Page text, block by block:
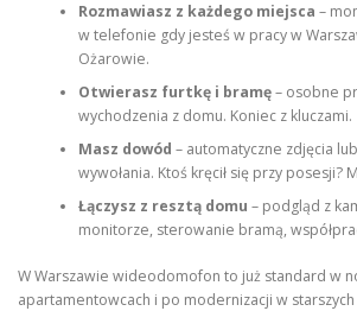
Rozmawiasz z każdego miejsca –
w telefonie gdy jesteś w pracy w
Ożarowie.
Otwierasz furtkę i bramę– osobne
wychodzenia z domu. Koniec z kluczami.
Masz dowód – automatyczne zdjęcia
wywołania. Ktoś kręcił się przy posesji?
Łączysz z resztą domu – podgląd z
monitorze, sterowanie bramą,
W Warszawie wideodomofon to już standard w
apartamentowcach i po modernizacji w